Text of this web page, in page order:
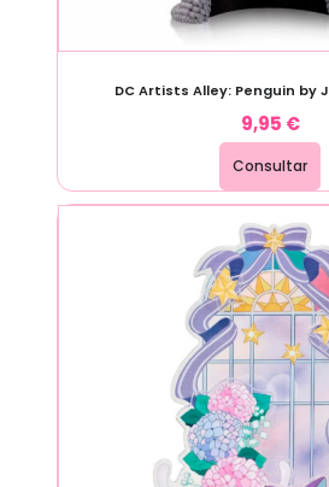
DC Artists Alley: Penguin by
9,95 €
Consultar